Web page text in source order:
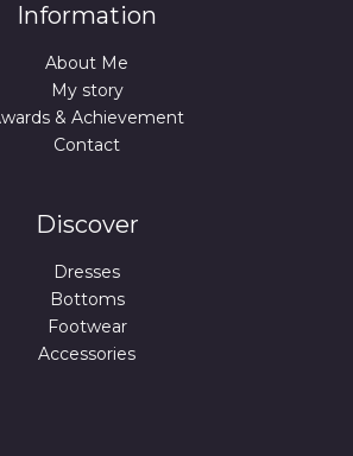
Information
About Me
My story
& Achievement
Contact
Discover
Dresses
Bottoms
Footwear
Accessories